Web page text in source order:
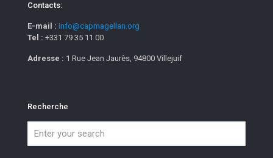
Contacts:
E-mail : info@capmagellan.org
Tel : +331 79 35 11 00
Adresse : 1 Rue Jean Jaurès, 94800 Villejuif
Recherche